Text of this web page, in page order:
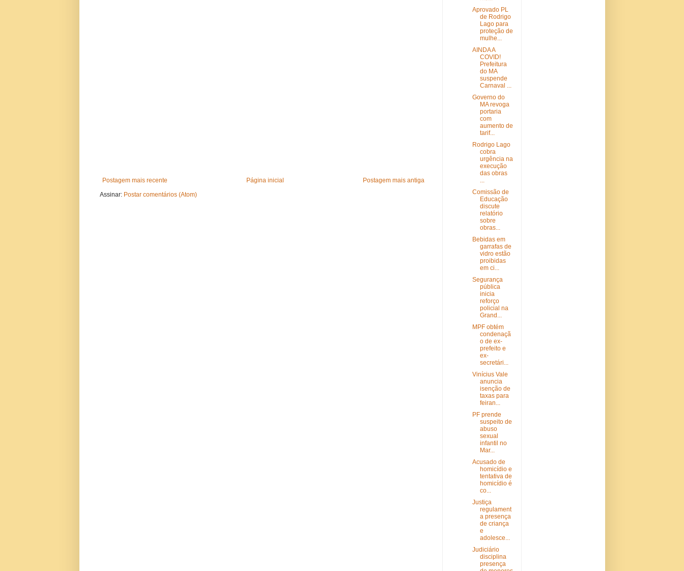
Postagem mais recente Postagem mais antiga
Página inicial
Assinar: Postar comentários (Atom)
Aprovado PL
de Rodrigo
Lago para
proteção de
mulhe...
AINDA A
COVID!
Prefeitura
do MA
suspende
Carnaval ...
Governo do
MA revoga
portaria
com
aumento de
tarif...
Rodrigo Lago
cobra
urgência na
execução
das obras
...
Comissão de
Educação
discute
relatório
sobre
obras...
Bebidas em
garrafas de
vidro estão
proibidas
em ci...
Segurança
pública
inicia
reforço
policial na
Grand...
MPF obtém
condenaçã
o de ex-
prefeito e
ex-
secretári...
Vinícius Vale
anuncia
isenção de
taxas para
feiran...
PF prende
suspeito de
abuso
sexual
infantil no
Mar...
Acusado de
homicídio e
tentativa de
homicídio é
co...
Justiça
regulament
a presença
de criança
e
adolesce...
Judiciário
disciplina
presença